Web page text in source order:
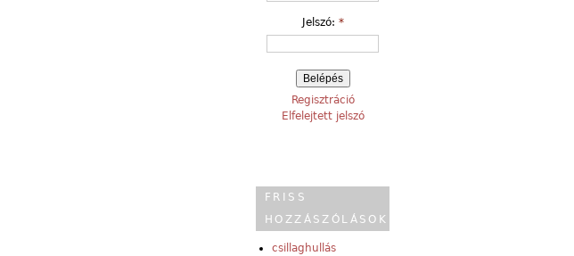
Jelszó: *
Regisztráció
Elfelejtett jelszó
FRISS
HOZZÁSZÓLÁSOK
csillaghullás